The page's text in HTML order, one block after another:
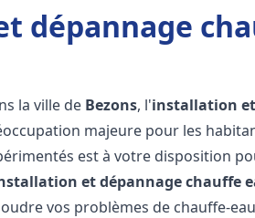
dépannage
la ville de Bezons, l'installation
majeure pour les
est à votre disposition
et dépannage chauffe
vos problèmes de chauffe-